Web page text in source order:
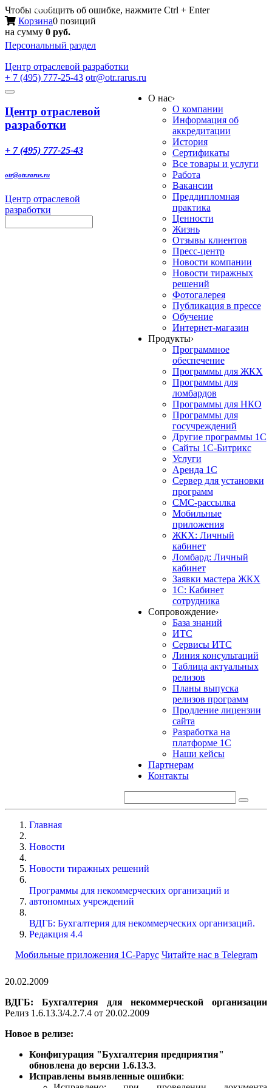
Чтобы сообщить об ошибке, нажмите Ctrl + Enter
Корзина0 позиций
на сумму 0 руб.
Персональный раздел
Центр отраслевой разработки
+ 7 (495) 777-25-43 otr@otr.rarus.ru
Toggle
Меню
Центр отраслевой
разработки
+ 7 (495) 777-25-43
otr@otr.rarus.ru
Центр отраслевой
разработки
О нас›
О компании
Информация об
аккредитации
История
Сертификаты
Все товары и услуги
Работа
Вакансии
Преддипломная
практика
Ценности
Жизнь
Отзывы клиентов
Пресс-центр
Новости компании
Новости тиражных
решений
Фотогалерея
Публикация в прессе
Обучение
Интернет-магазин
Продукты›
Программное
обеспечение
Программы для ЖКХ
Программы для
ломбардов
Программы для НКО
Программы для
госучреждений
Другие программы 1С
Сайты 1С-Битрикс
Услуги
Аренда 1С
Сервер для установки
программ
СМС-рассылка
Мобильные
приложения
ЖКХ: Личный
кабинет
Ломбард: Личный
кабинет
Заявки мастера ЖКХ
1С: Кабинет
сотрудника
Сопровождение›
База знаний
ИТС
Сервисы ИТС
Линия консультаций
Таблица актуальных
релизов
Планы выпуска
релизов программ
Продление лицензии
сайта
Разработка на
платформе 1С
Наши кейсы
Партнерам
Контакты
Главная
Новости
Новости тиражных решений
Программы для некоммерческих организаций и
автономных учреждений
ВДГБ: Бухгалтерия для некоммерческих организаций.
Редакция 4.4
Мобильные приложения 1С-Рарус Читайте нас в Telegram
20.02.2009
ВДГБ: Бухгалтерия для некоммерческой организации
Релиз 1.6.13.3/4.2.7.4 от 20.02.2009
Новое в релизе:
Конфигурация "Бухгалтерия предприятия"
обновлена до версии 1.6.13.3.
Исправлены выявленные ошибки: